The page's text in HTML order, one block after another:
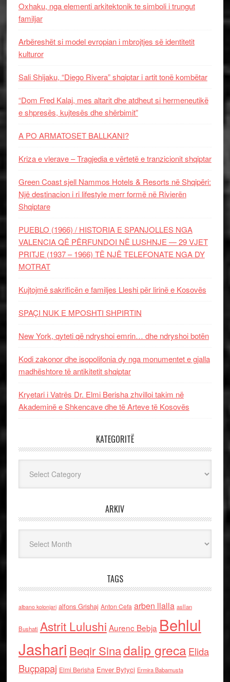
Oxhaku, nga elementi arkitektonik te simboli i trungut
familjar
Arbëreshët si model evropian i mbrojtjes së identitetit
kulturor
Sali Shijaku, “Diego Rivera” shqiptar i artit tonë kombëtar
“Dom Fred Kalaj, mes altarit dhe atdheut si hermeneutikë
e shpresës, kujtesës dhe shërbimit”
A PO ARMATOSET BALLKANI?
Kriza e vlerave – Tragjedia e vërtetë e tranzicionit shqiptar
Green Coast sjell Nammos Hotels & Resorts në Shqipëri:
Një destinacion i ri lifestyle merr formë në Rivierën
Shqiptare
PUEBLO (1966) / HISTORIA E SPANJOLLES NGA
VALENCIA QË PËRFUNDOI NË LUSHNJE — 29 VJET
PRITJE (1937 – 1966) TË NJË TELEFONATE NGA DY
MOTRAT
Kujtojmë sakrificën e familjes Lleshi për lirinë e Kosovës
SPAÇI NUK E MPOSHTI SHPIRTIN
New York, qyteti që ndryshoi emrin… dhe ndryshoi botën
Kodi zakonor dhe isopolifonia dy nga monumentet e gjalla
madhështore të antikitetit shqiptar
Kryetari i Vatrës Dr. Elmi Berisha zhvilloi takim në
Akademinë e Shkencave dhe të Arteve të Kosovës
KATEGORITË
ARKIV
TAGS
albano kolonjari alfons Grishaj Anton Cefa arben llalla asllan
Bushati Astrit Lulushi Aurenc Bebja Behlul
Jashari Beqir Sinadalip grecaElida
Buçpapaj Elmi Berisha Enver Bytyci Ermira Babamusta